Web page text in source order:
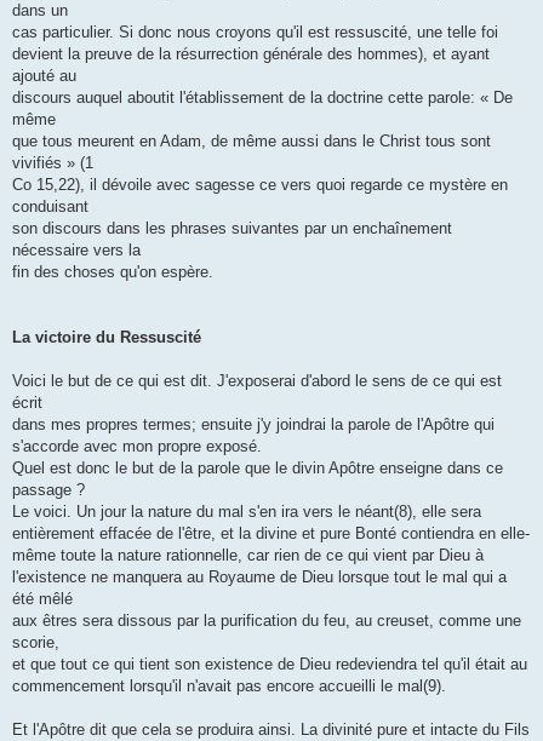
dans un
cas particulier. Si donc nous croyons qu'il est ressuscité, une telle foi
devient la preuve de la résurrection générale des hommes), et ayant
ajouté au
discours auquel aboutit l'établissement de la doctrine cette parole: « De
même
que tous meurent en Adam, de même aussi dans le Christ tous sont
vivifiés » (1
Co 15,22), il dévoile avec sagesse ce vers quoi regarde ce mystère en
conduisant
son discours dans les phrases suivantes par un enchaînement
nécessaire vers la
fin des choses qu'on espère.
La victoire du Ressuscité
Voici le but de ce qui est dit. J'exposerai d'abord le sens de ce qui est
écrit
dans mes propres termes; ensuite j'y joindrai la parole de l'Apôtre qui
s'accorde avec mon propre exposé.
Quel est donc le but de la parole que le divin Apôtre enseigne dans ce
passage ?
Le voici. Un jour la nature du mal s'en ira vers le néant(8), elle sera
entièrement effacée de l'être, et la divine et pure Bonté contiendra en elle-
même toute la nature rationnelle, car rien de ce qui vient par Dieu à
l'existence ne manquera au Royaume de Dieu lorsque tout le mal qui a
été mêlé
aux êtres sera dissous par la purification du feu, au creuset, comme une
scorie,
et que tout ce qui tient son existence de Dieu redeviendra tel qu'il était au
commencement lorsqu'il n'avait pas encore accueilli le mal(9).
Et l'Apôtre dit que cela se produira ainsi. La divinité pure et intacte du Fils